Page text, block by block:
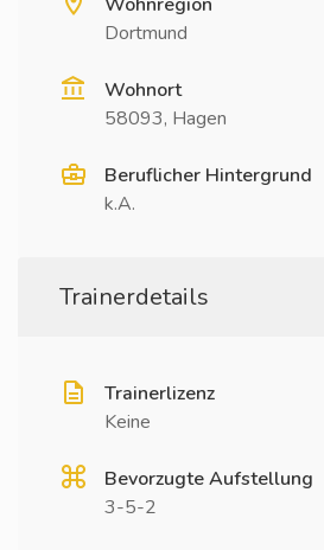
Dortmund
Wohnort
58093, Hagen
Beruflicher Hintergrund
k.A.
Trainerdetails
Trainerlizenz
Keine
Bevorzugte Aufstellung
3-5-2